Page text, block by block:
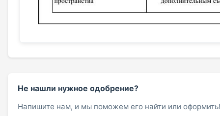
Не нашли нужное одобрение?
Напишите нам, и мы поможем его найти или оформить!